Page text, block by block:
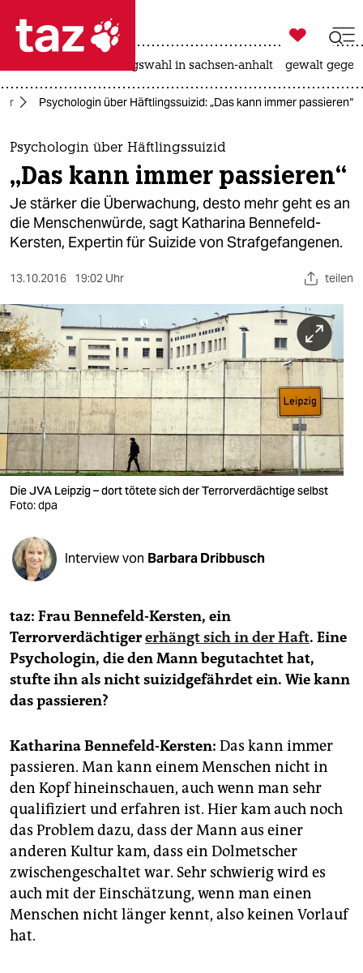
 taz zahl ich
taz zahl ich
themen
politik
öko
gesellschaft
sport
berlin
nord
wahrheit
verlag
verlag
veranstaltungen
shop
unterstützen
abo
genossenschaft

taz zahl ich
landtagswahl in sachsen-anhalt gewalt
Psychologin über Häftlingssuizid: „Das kann immer passieren“
Psychologin über Häftlingssuizid
„Das kann immer passieren“
Je stärker die Überwachung, desto mehr geht es an
die Menschenwürde, sagt Katharina Bennefeld-
Kersten, Expertin für Suizide von Strafgefangenen.
13.10.2016 19:02 Uhr teilen
Die JVA Leipzig – dort tötete sich der Terrorverdächtige selbst
Foto: dpa
Interview von Barbara Dribbusch
taz: Frau Bennefeld-Kersten, ein
Terrorverdächtigererhängt sich in der Haft. Eine
Psychologin, die den Mann begutachtet hat,
stufte ihn als nicht suizidgefährdet ein. Wie kann
das passieren?
Katharina Bennefeld-Kersten: Das kann immer
passieren. Man kann einem Menschen nicht in
den Kopf hineinschauen, auch wenn man sehr
qualifiziert und erfahren ist. Hier kam auch noch
das Problem dazu, dass der Mann aus einer
anderen Kultur kam, dass ein Dolmetscher
zwischengeschaltet war. Sehr schwierig wird es
auch mit der Einschätzung, wenn man einen
Menschen nicht länger kennt, also keinen Vorlauf
hat.